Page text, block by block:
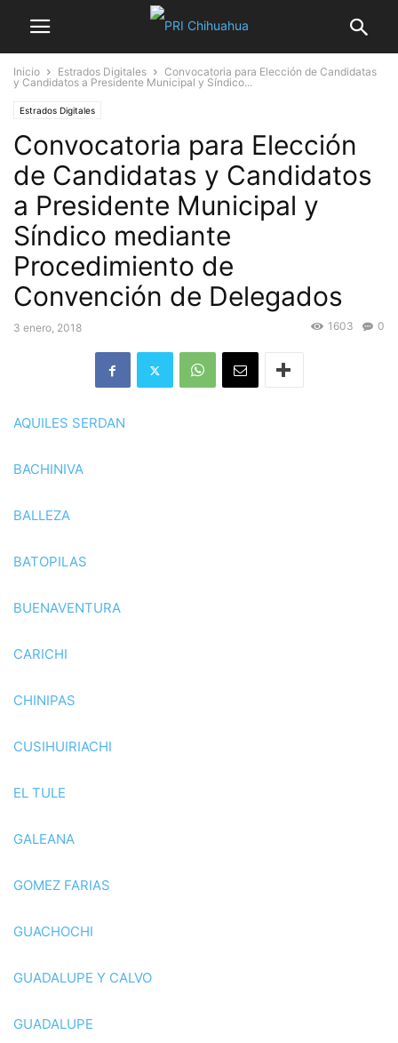
Inicio Estrados Digitales
Convocatoria para Elección de Candidatas
y Candidatos a Presidente Municipal y Síndico...
Estrados Digitales
Convocatoria para Elección
de Candidatas y Candidatos
a Presidente Municipal y
Síndico mediante
Procedimiento de
Convención de Delegados
3 enero, 2018 0
1603
AQUILES SERDAN
BACHINIVA
BALLEZA
BATOPILAS
BUENAVENTURA
CARICHI
CHINIPAS
CUSIHUIRIACHI
EL TULE
GALEANA
GOMEZ FARIAS
GUACHOCHI
GUADALUPE Y CALVO
GUADALUPE